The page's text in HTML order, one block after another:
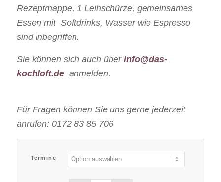
Rezeptmappe, 1 Leihschürze, gemeinsames
Essen mit Softdrinks, Wasser wie Espresso
sind inbegriffen.
Sie können sich auch über info@das-
kochloft.deanmelden.
Für Fragen können Sie uns gerne jederzeit
anrufen: 0172 83 85 706
Termine